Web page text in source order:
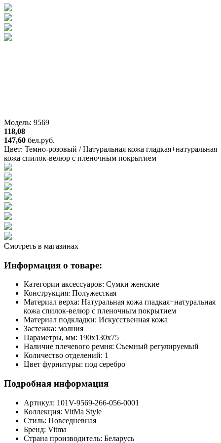
Модель: 9569
118,08
147,60 бел.руб.
Цвет: Темно-розовый / Натуральная кожа гладкая+натуральная
кожа спилок-велюр с пленочным покрытием
Смотреть в магазинах
Информация о товаре:
Категории аксессуаров: Сумки женские
Конструкция: Полужесткая
Материал верха: Натуральная кожа гладкая+натуральная
кожа спилок-велюр с пленочным покрытием
Материал подкладки: Искусственная кожа
Застежка: молния
Параметры, мм: 190х130х75
Наличие плечевого ремня: Съемный регулируемый
Количество отделений: 1
Цвет фурнитуры: под серебро
Подробная информация
Артикул: 101V-9569-266-056-0001
Коллекция: VitMa Style
Стиль: Повседневная
Бренд: Vitma
Страна производитель: Беларусь